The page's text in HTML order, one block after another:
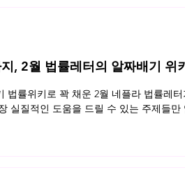
, 2월 법률레터의 알짜배기 위
법률위키로 꽉 채운 2월 네플라 법률레
실질적인 도움을 드릴 수 있는 주제들만